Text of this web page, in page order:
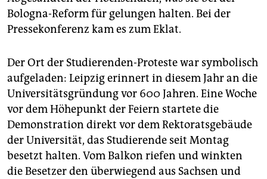
Bologna-Reform für gelungen halten. Bei der
Pressekonferenz kam es zum Eklat.
Der Ort der Studierenden-Proteste war symbolisch
aufgeladen: Leipzig erinnert in diesem Jahr an die
Universitätsgründung vor 600 Jahren. Eine Woche
vor dem Höhepunkt der Feiern startete die
Demonstration direkt vor dem Rektoratsgebäude
der Universität, das Studierende seit Montag
besetzt halten. Vom Balkon riefen und winkten
die Besetzer den überwiegend aus Sachsen und